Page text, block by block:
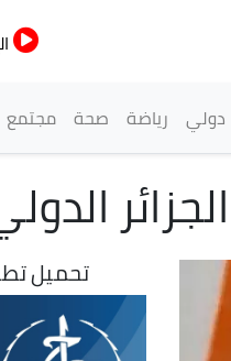
دولي رياضة صحة مجتمع
تحميل